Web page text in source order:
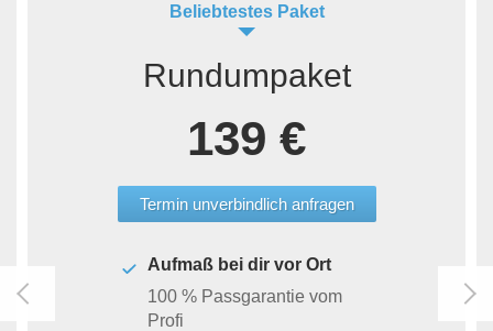
Beliebtestes Paket
Rundumpaket
139 €
Termin unverbindlich anfragen
Aufmaß bei dir vor Ort
100 % Passgarantie vom
Profi